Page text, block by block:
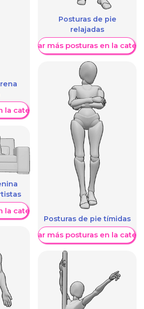
la categoría
la categoría
Posturas de pie
relajadas
Mostrar más posturas en la
Posturas de pie tímidas
Mostrar más posturas en la